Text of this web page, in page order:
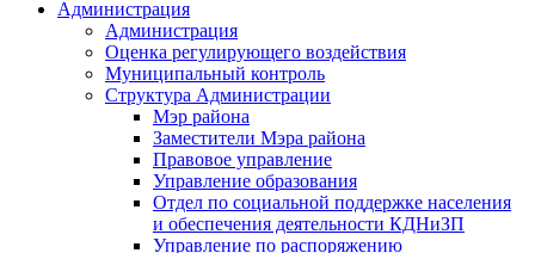
Администрация
Администрация
Оценка регулирующего воздействия
Муниципальный контроль
Структура Администрации
Мэр района
Заместители Мэра района
Правовое управление
Управление образования
Отдел по социальной поддержке населения
и обеспечения деятельности КДНиЗП
Управление по распоряжению